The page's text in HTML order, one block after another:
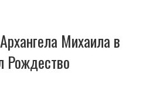
Михаила в
Рождество